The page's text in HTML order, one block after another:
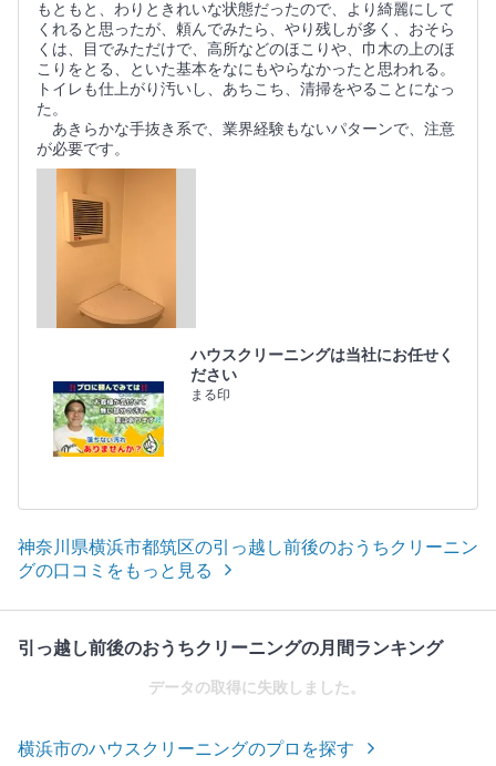
もともと、わりときれいな状態だったので、より綺麗にして
くれると思ったが、頼んでみたら、やり残しが多く、おそら
くは、目でみただけで、高所などのほこりや、巾木の上のほ
こりをとる、といた基本をなにもやらなかったと思われる。
トイレも仕上がり汚いし、あちこち、清掃をやることになっ
た。
あきらかな手抜き系で、業界経験もないパターンで、注意
が必要です。
ハウスクリーニングは当社にお任せく
ださい
まる印
神奈川県横浜市都筑区の引っ越し前後のおうちクリーニン
グの口コミをもっと見る
引っ越し前後のおうちクリーニングの月間ランキング
データの取得に失敗しました。
横浜市のハウスクリーニングのプロを探す